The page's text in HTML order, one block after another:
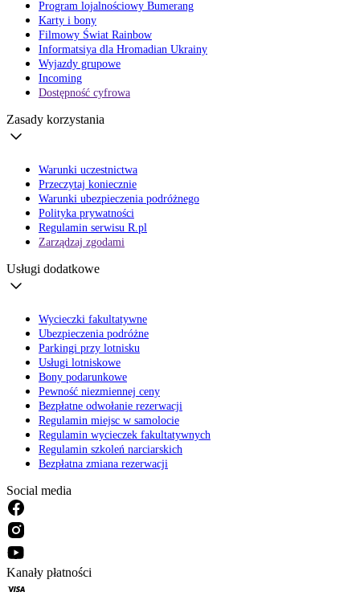
Program lojalnościowy Bumerang
Karty i bony
Filmowy Świat Rainbow
Informatsiya dla Hromadian Ukrainy
Wyjazdy grupowe
Incoming
Dostępność cyfrowa
Zasady korzystania
Warunki uczestnictwa
Przeczytaj koniecznie
Warunki ubezpieczenia podróżnego
Polityka prywatności
Regulamin serwisu R.pl
Zarządzaj zgodami
Usługi dodatkowe
Wycieczki fakultatywne
Ubezpieczenia podróżne
Parkingi przy lotnisku
Usługi lotniskowe
Bony podarunkowe
Pewność niezmiennej ceny
Bezpłatne odwołanie rezerwacji
Regulamin miejsc w samolocie
Regulamin wycieczek fakultatywnych
Regulamin szkoleń narciarskich
Bezpłatna zmiana rezerwacji
Social media
Kanały płatności